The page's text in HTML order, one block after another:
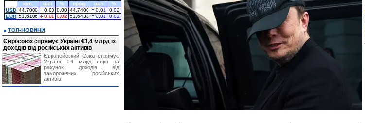
куп. uah % прод. uah
%
USD 44,7000 0,00 0,00 44,7400 0,01
0,02
EUR 51,6106 0,01 0,02 51,6433 0,01 0,02
ТОП-НОВИНИ
Євросоюз спрямує Україні €1,4 млрд із
доходів від російських активів
Європейський Союз спрямує
Україні 1,4 млрд євро за
рахунок доходів від
заморожених російських
активів.